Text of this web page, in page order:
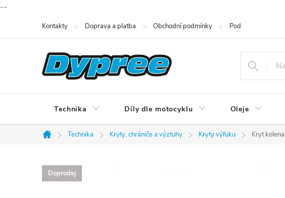
--
Kontakty Doprava a platba Obchodní podmínky Podmínky ochrany
Technika Díly dle motocyklu Oleje
Domů
Technika Kryty, chrániče a výztuhy Kryty výfuku Kryt
Doprodej